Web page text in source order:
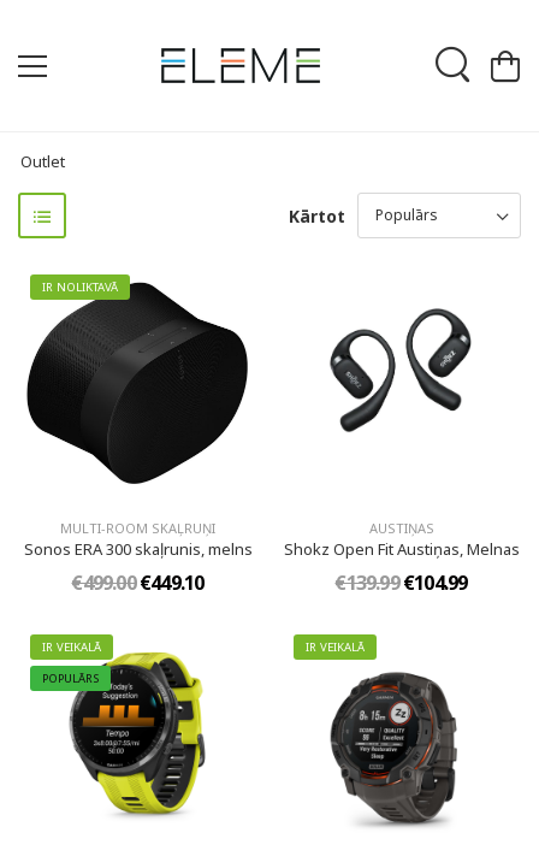
Outlet
Kārtot
IR NOLIKTAVĀ
MULTI-ROOM SKAĻRUŅI
Sonos ERA 300 skaļrunis, melns
€499.00€449.10
AUSTIŅAS
Shokz Open Fit Austiņas, Melnas
€139.99€104.99
IR VEIKALĀ
POPULĀRS
IR VEIKALĀ